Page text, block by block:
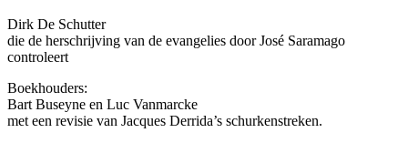
Dirk De Schutter
die de herschrijving van de evangelies door José Saramago
controleert
Boekhouders:
Bart Buseyne en Luc Vanmarcke
met een revisie van Jacques Derrida’s schurkenstreken.